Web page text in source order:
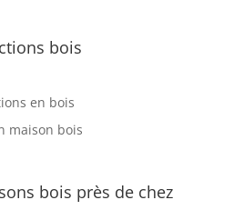
bois
en bois
maison bois
bois près de chez